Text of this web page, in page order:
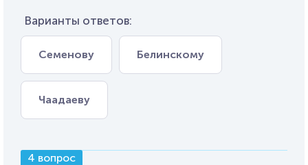
Варианты ответов:
Семенову Белинскому
Чаадаеву
4 вопрос